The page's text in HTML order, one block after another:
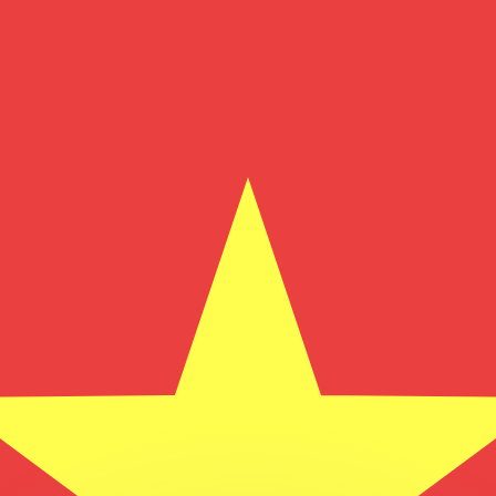
利なレートをご案内できます。
を目的としたものです。送金時にはこのレートは適用され